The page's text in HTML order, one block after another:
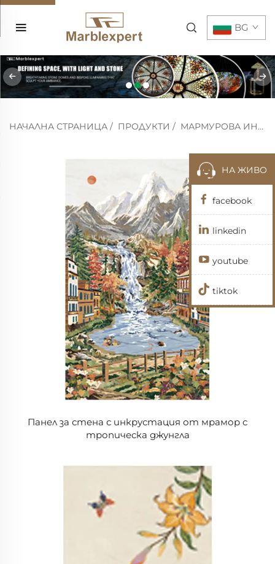
BG
НАЧАЛНА СТРАНИЦА / ПРОДУКТИ / МАРМУРОВА ИНКРУСТАЦИЯ
Панел за стена с инкрустация от мрамор с
тропическа джунгла
НА ЖИВО
facebook
linkedin
youtube
tiktok